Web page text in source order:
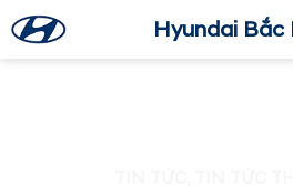
Hyundai Bắc